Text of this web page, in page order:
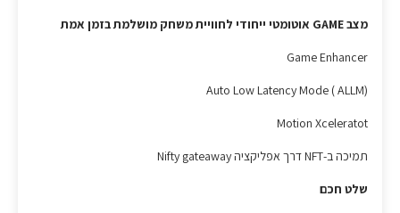
מצב GAME אוטומטי ייחודי לחוויית משחק מושלמת בזמן אמת
Game Enhancer
Auto Low Latency Mode ( ALLM)
Motion Xceleratot
תמיכה ב-NFT דרך אפליקציה Nifty gateaway
שלט חכם